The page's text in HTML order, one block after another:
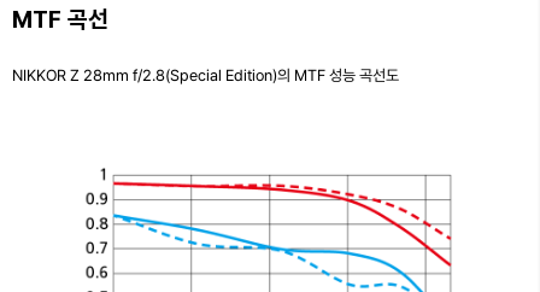
MTF 곡선
NIKKOR Z 28mm f/2.8(Special Edition)의 MTF 성능 곡선도